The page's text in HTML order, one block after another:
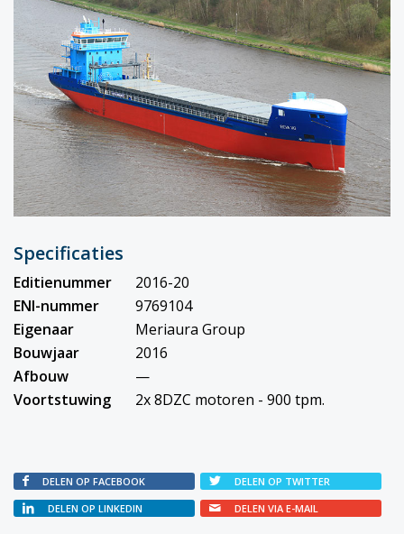
Specificaties
Editienummer
2016-20
ENI-nummer
9769104
Eigenaar
Meriaura Group
Bouwjaar
2016
Afbouw
—
Voortstuwing
2x 8DZC motoren - 900 tpm.
DELEN OP FACEBOOK
DELEN OP TWITTER
DELEN OP LINKEDIN
DELEN VIA E-MAIL